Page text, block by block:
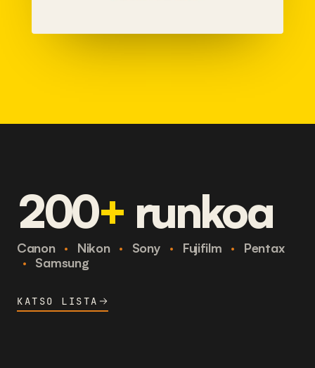
200+ runkoa
Canon · Nikon · Sony · Fujifilm ·
Pentax
·
Samsung
KATSO LISTA